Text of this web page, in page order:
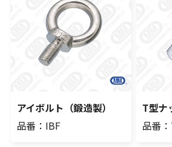
アイボルト（鍛造製）
品番：IBF
T型ナ
品番